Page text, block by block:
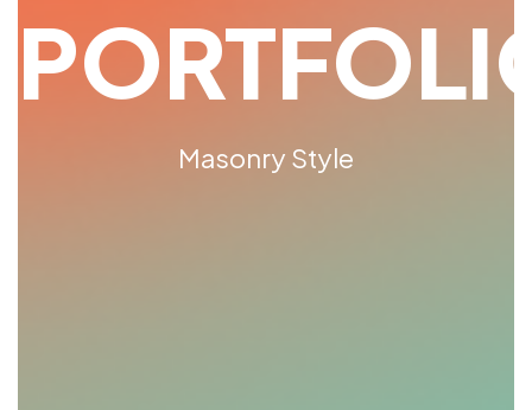
Masonry Style